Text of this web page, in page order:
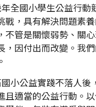
全國小學生公益行動
戰，具有解決問題素
不管是關懷弱勢、關
，因付出而改變。我
小公益實踐不落人後
且適當的公益行動。